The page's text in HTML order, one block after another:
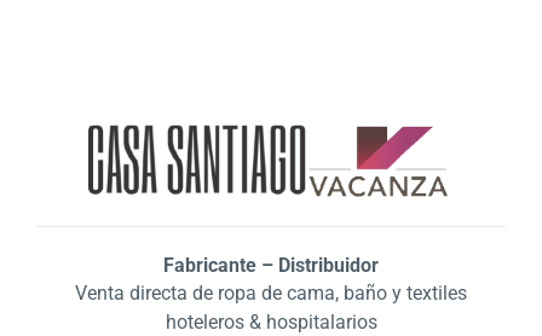
Fabricante – Distribuidor
Venta directa de ropa de cama, baño y textiles
hoteleros & hospitalarios